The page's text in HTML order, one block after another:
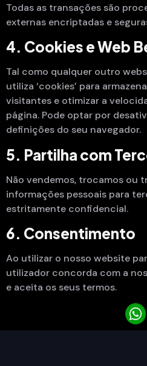
Todas as transações são
externas encriptadas e
4. Cookies e Web
Tal como qualquer outro
utiliza ‘cookies’ para
visitantes e otimizar a
página. Pode optar por
definições do seu navegador.
5. Partilha com
Não vendemos, trocamos ou
informações pessoais para
estritamente confidencial.
6. Consentimento
Ao utilizar o nosso website
utilizador concorda com a
e aceita os seus termos.